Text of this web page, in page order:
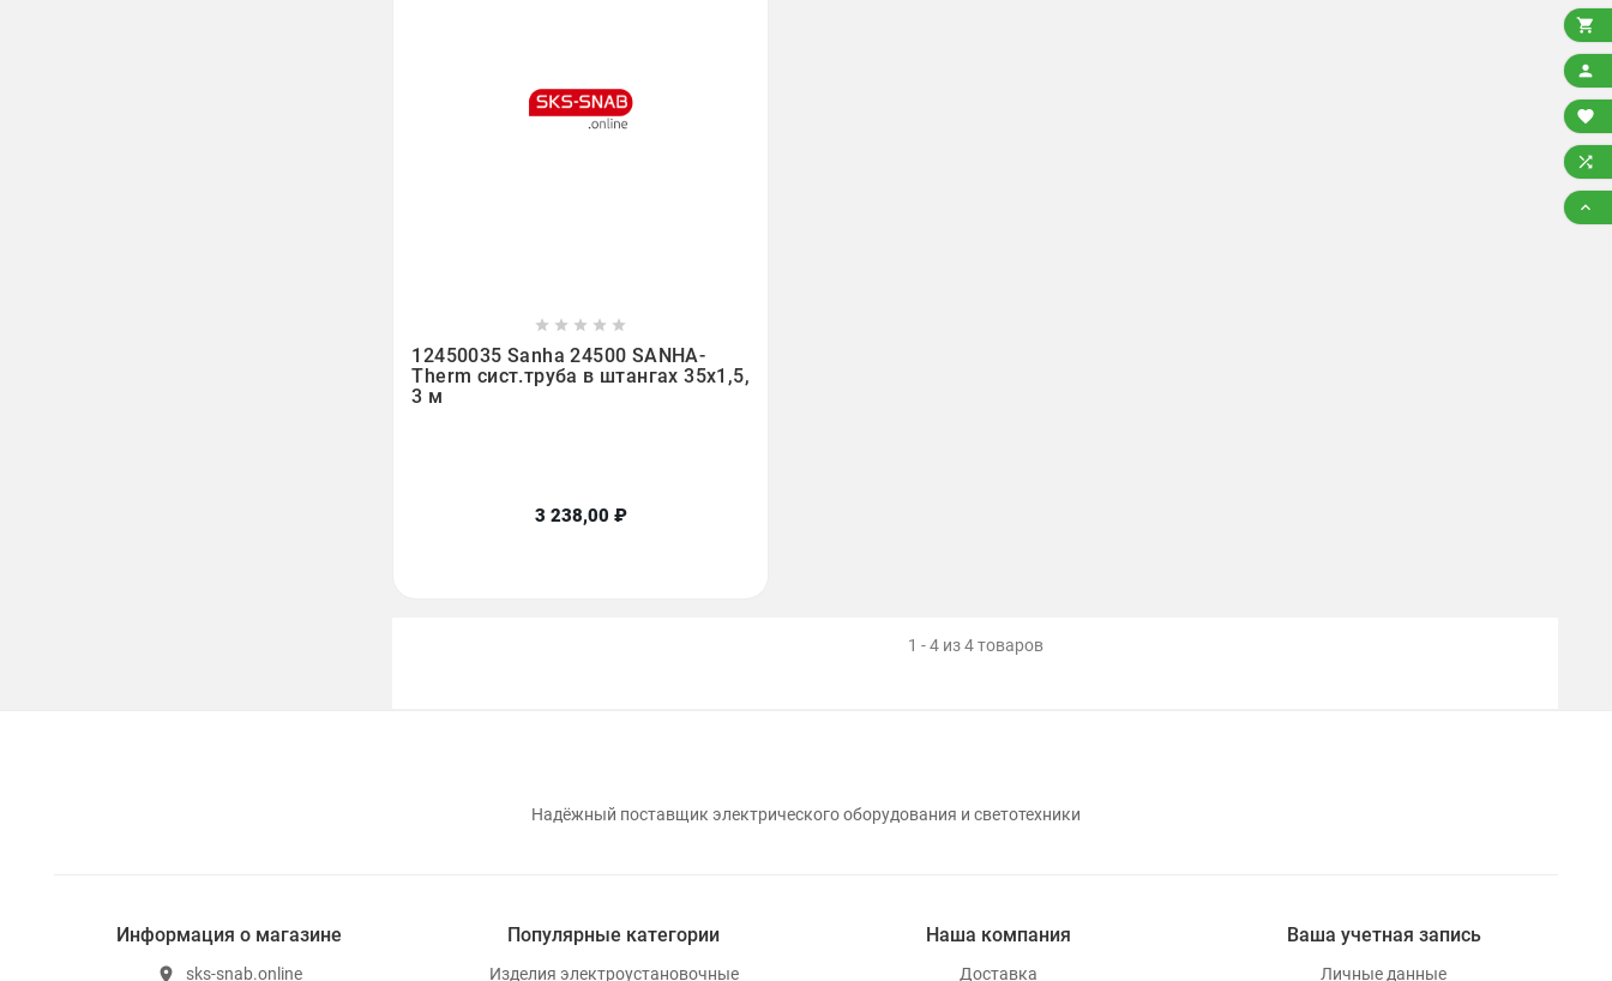
    
12450035 Sanha 24500 SANHA-
Therm сист.труба в штангах 35x1,5,
3 м
3 238,00 ₽
1 - 4 из 4 товаров
Надёжный поставщик электрического оборудования и светотехники
Информация о магазине
location_on sks-snab.online
Популярные категории
Изделия электроустановочные
Наша компания
Доставка
Ваша учетная запись
Личные данные




